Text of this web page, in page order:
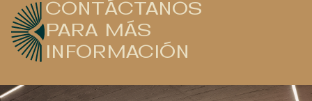
CONTÁCTANOS
PARA MÁS
INFORMACIÓN